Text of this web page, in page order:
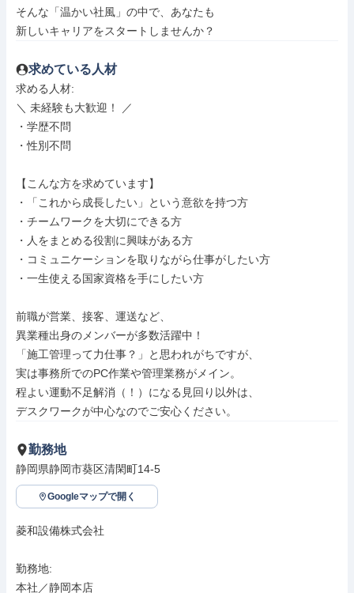
そんな「温かい社風」の中で、あなたも
新しいキャリアをスタートしませんか？
求めている人材
求める人材:
＼ 未経験も大歓迎！ ／
・学歴不問
・性別不問
【こんな方を求めています】
・「これから成長したい」という意欲を持つ方
・チームワークを大切にできる方
・人をまとめる役割に興味がある方
・コミュニケーションを取りながら仕事がしたい方
・一生使える国家資格を手にしたい方
前職が営業、接客、運送など、
異業種出身のメンバーが多数活躍中！
「施工管理って力仕事？」と思われがちですが、
実は事務所でのPC作業や管理業務がメイン。
程よい運動不足解消（！）になる見回り以外は、
デスクワークが中心なのでご安心ください。
勤務地
静岡県静岡市葵区清閑町14-5
Googleマップで開く
菱和設備株式会社
勤務地:
本社／静岡本店